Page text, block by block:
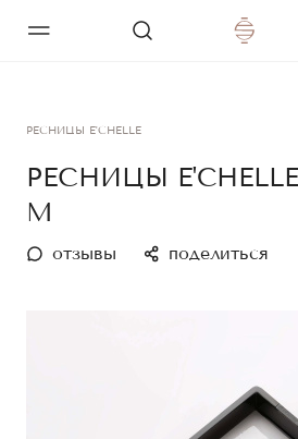
РЕСНИЦЫ E'CHELLE
РЕСНИЦЫ
M
отзывы поделиться